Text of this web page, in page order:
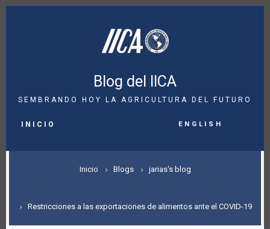
Pasar
Blog del IICA
SEMBRANDO HOY LA AGRICULTURA DEL FUTURO
NAVIGATION
INICIO English
SOBRESCRIBIR
DE
Inicio Blogs jarias's blog
Restricciones a las exportaciones de alimentos ante el COVID-19